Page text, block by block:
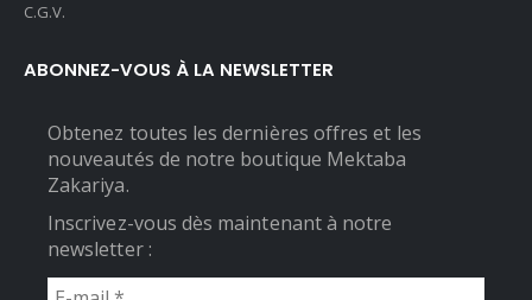
C.G.V.
ABONNEZ-VOUS À LA NEWSLETTER
Obtenez toutes les dernières offres et les
nouveautés de notre boutique Mektaba
Zakariya.
Inscrivez-vous dès maintenant à notre
newsletter :